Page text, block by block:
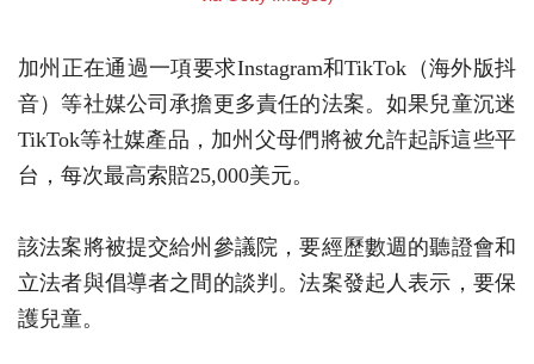
加州正在通過一項要求Instagram和TikTok（海外版抖
音）等社媒公司承擔更多責任的法案。如果兒童沉迷
TikTok等社媒產品，加州父母們將被允許起訴這些平
台，每次最高索賠25,000美元。
該法案將被提交給州參議院，要經歷數週的聽證會和
立法者與倡導者之間的談判。法案發起人表示，要保
護兒童。